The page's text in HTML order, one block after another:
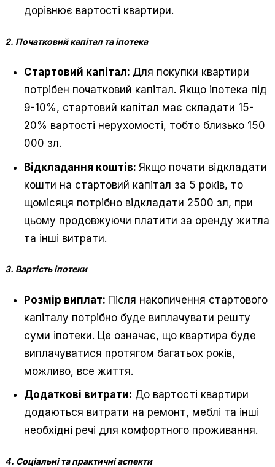
дорівнює вартості квартири.
2. Початковий капітал та іпотека
Стартовий капітал: Для покупки квартири
потрібен початковий капітал. Якщо іпотека під
9-10%, стартовий капітал має складати 15-
20% вартості нерухомості, тобто близько 150
000 зл.
Відкладання коштів: Якщо почати відкладати
кошти на стартовий капітал за 5 років, то
щомісяця потрібно відкладати 2500 зл, при
цьому продовжуючи платити за оренду житла
та інші витрати.
3. Вартість іпотеки
Розмір виплат: Після накопичення стартового
капіталу потрібно буде виплачувати решту
суми іпотеки. Це означає, що квартира буде
виплачуватися протягом багатьох років,
можливо, все життя.
Додаткові витрати: До вартості квартири
додаються витрати на ремонт, меблі та інші
необхідні речі для комфортного проживання.
4. Соціальні та практичні аспекти